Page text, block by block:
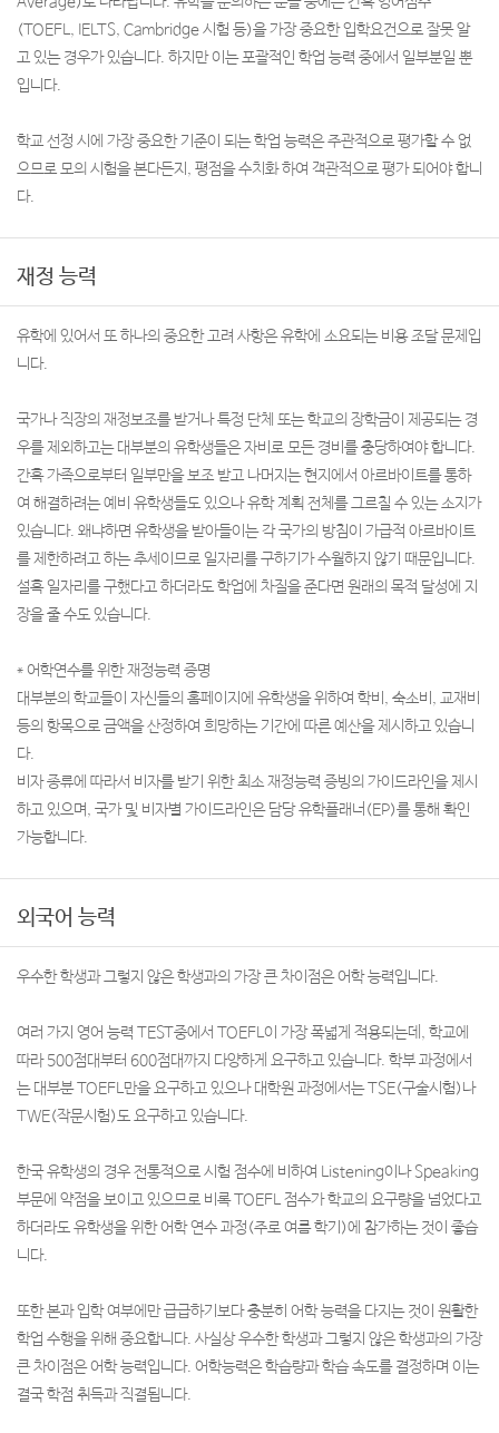
(TOEFL, IELTS, Cambridge 시험 등)을 가장 중요한 입학요건으로 잘못 알
고 있는 경우가 있습니다. 하지만 이는 포괄적인 학업 능력 중에서 일부분일 뿐
입니다.
학교 선정 시에 가장 중요한 기준이 되는 학업 능력은 주관적으로 평가할 수 없
으므로 모의 시험을 본다든지, 평점을 수치화 하여 객관적으로 평가 되어야 합니
다.
재정 능력
유학에 있어서 또 하나의 중요한 고려 사항은 유학에 소요되는 비용 조달 문제입
니다.
국가나 직장의 재정보조를 받거나 특정 단체 또는 학교의 장학금이 제공되는 경
우를 제외하고는 대부분의 유학생들은 자비로 모든 경비를 충당하여야 합니다.
간혹 가족으로부터 일부만을 보조 받고 나머지는 현지에서 아르바이트를 통하
여 해결하려는 예비 유학생들도 있으나 유학 계획 전체를 그르칠 수 있는 소지가
있습니다. 왜냐하면 유학생을 받아들이는 각 국가의 방침이 가급적 아르바이트
를 제한하려고 하는 추세이므로 일자리를 구하기가 수월하지 않기 때문입니다.
설혹 일자리를 구했다고 하더라도 학업에 차질을 준다면 원래의 목적 달성에 지
장을 줄 수도 있습니다.
* 어학연수를 위한 재정능력 증명
대부분의 학교들이 자신들의 홈페이지에 유학생을 위하여 학비, 숙소비, 교재비
등의 항목으로 금액을 산정하여 희망하는 기간에 따른 예산을 제시하고 있습니
다.
비자 종류에 따라서 비자를 받기 위한 최소 재정능력 증빙의 가이드라인을 제시
하고 있으며, 국가 및 비자별 가이드라인은 담당 유학플래너(EP)를 통해 확인
가능합니다.
외국어 능력
우수한 학생과 그렇지 않은 학생과의 가장 큰 차이점은 어학 능력입니다.
여러 가지 영어 능력 TEST중에서 TOEFL이 가장 폭넓게 적용되는데, 학교에
따라 500점대부터 600점대까지 다양하게 요구하고 있습니다. 학부 과정에서
는 대부분 TOEFL만을 요구하고 있으나 대학원 과정에서는 TSE(구술시험)나
TWE(작문시험)도 요구하고 있습니다.
한국 유학생의 경우 전통적으로 시험 점수에 비하여 Listening이나 Speaking
부문에 약점을 보이고 있으므로 비록 TOEFL 점수가 학교의 요구량을 넘었다고
하더라도 유학생을 위한 어학 연수 과정(주로 여름 학기)에 참가하는 것이 좋습
니다.
또한 본과 입학 여부에만 급급하기보다 충분히 어학 능력을 다지는 것이 원활한
학업 수행을 위해 중요합니다. 사실상 우수한 학생과 그렇지 않은 학생과의 가장
큰 차이점은 어학 능력입니다. 어학능력은 학습량과 학습 속도를 결정하며 이는
결국 학점 취득과 직결됩니다.